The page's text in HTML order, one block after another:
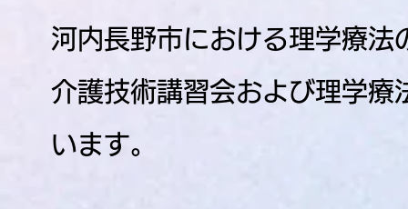
河内長野市における理学療法
介護技術講習会および理学療
います。